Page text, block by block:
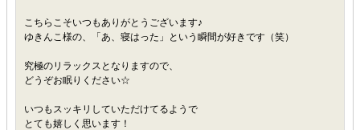
こちらこそいつもありがとうございます♪
ゆきんこ様の、「あ、寝はった」という瞬間が好きです（笑）
究極のリラックスとなりますので、
どうぞお眠りください☆
いつもスッキリしていただけてるようで
とても嬉しく思います！